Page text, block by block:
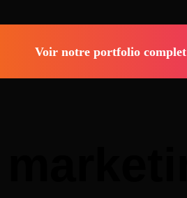
Voir notre portfolio complet